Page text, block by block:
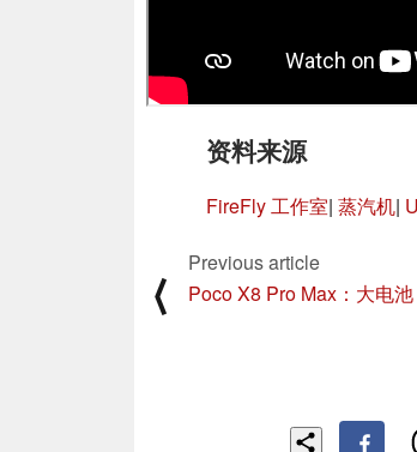
资料来源
FireFly 工作室| 蒸汽机|
⟨
Previous article
Poco X8 Pro Max：大电